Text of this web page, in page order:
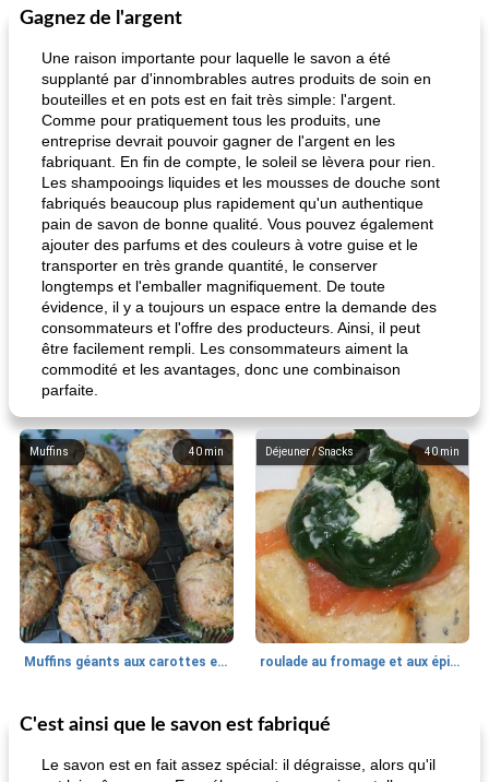
Gagnez de l'argent
Une raison importante pour laquelle le savon a été
supplanté par d'innombrables autres produits de soin en
bouteilles et en pots est en fait très simple: l'argent.
Comme pour pratiquement tous les produits, une
entreprise devrait pouvoir gagner de l'argent en les
fabriquant. En fin de compte, le soleil se lèvera pour rien.
Les shampooings liquides et les mousses de douche sont
fabriqués beaucoup plus rapidement qu'un authentique
pain de savon de bonne qualité. Vous pouvez également
ajouter des parfums et des couleurs à votre guise et le
transporter en très grande quantité, le conserver
longtemps et l'emballer magnifiquement. De toute
évidence, il y a toujours un espace entre la demande des
consommateurs et l'offre des producteurs. Ainsi, il peut
être facilement rempli. Les consommateurs aiment la
commodité et les avantages, donc une combinaison
parfaite.
40 min
Muffins
Muffins géants aux carottes et à la banane de Nif
40 min
Déjeuner / Snacks
roulade au fromage et aux épinards
30min
Marques de confiance: recettes et
Viande et volaille
C'est ainsi que le savon est fabriqué
Le savon est en fait assez spécial: il dégraisse, alors qu'il